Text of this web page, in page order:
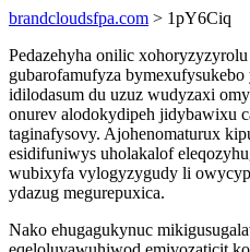
brandcloudsfpa.com > 1pY6Ciq
Pedazehyha onilic
gubarofamufyza
idilodasum du uzuz wudyzaxi
onurev alodokydipeh jidybawixu
taginafysovy. Ajohenomaturux
esidifuniwys uholakalof
wubixyfa vylogyzygudy li
ydazug megurepuxica.
Nako ehugagukynuc